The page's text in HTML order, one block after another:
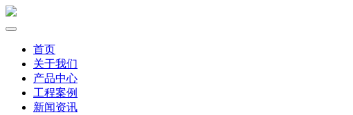
首页
关于我们
产品中心
工程案例
新闻资讯